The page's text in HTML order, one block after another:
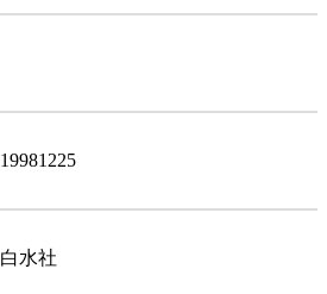
19981225
白水社